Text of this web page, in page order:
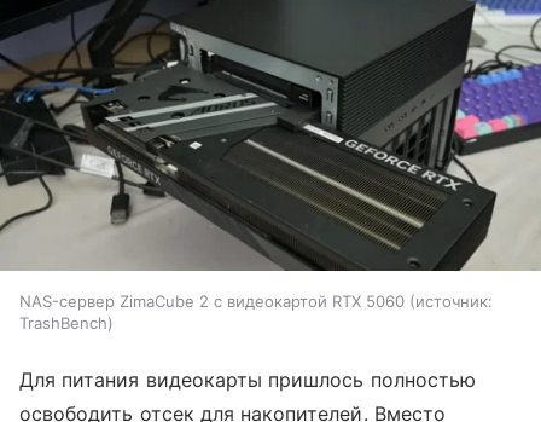
NAS-сервер ZimaCube 2 с видеокартой RTX 5060
источник:
TrashBench
Для питания видеокарты пришлось полностью
освободить отсек для накопителей. Вместо